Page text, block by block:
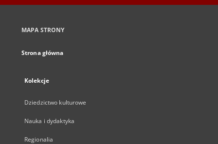
MAPA STRONY
Strona główna
Kolekcje
Dziedzictwo kulturowe
Nauka i dydaktyka
Regionalia